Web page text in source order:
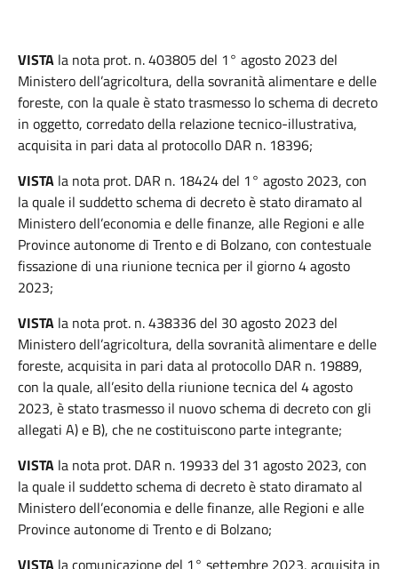
VISTA la nota prot. n. 403805 del 1° agosto 2023 del
Ministero dell’agricoltura, della sovranità alimentare e delle
foreste, con la quale è stato trasmesso lo schema di decreto
in oggetto, corredato della relazione tecnico-illustrativa,
acquisita in pari data al protocollo DAR n. 18396;
VISTA la nota prot. DAR n. 18424 del 1° agosto 2023, con
la quale il suddetto schema di decreto è stato diramato al
Ministero dell’economia e delle finanze, alle Regioni e alle
Province autonome di Trento e di Bolzano, con contestuale
fissazione di una riunione tecnica per il giorno 4 agosto
2023;
VISTA la nota prot. n. 438336 del 30 agosto 2023 del
Ministero dell’agricoltura, della sovranità alimentare e delle
foreste, acquisita in pari data al protocollo DAR n. 19889,
con la quale, all’esito della riunione tecnica del 4 agosto
2023, è stato trasmesso il nuovo schema di decreto con gli
allegati A) e B), che ne costituiscono parte integrante;
VISTA la nota prot. DAR n. 19933 del 31 agosto 2023, con
la quale il suddetto schema di decreto è stato diramato al
Ministero dell’economia e delle finanze, alle Regioni e alle
Province autonome di Trento e di Bolzano;
VISTA la comunicazione del 1° settembre 2023, acquisita in